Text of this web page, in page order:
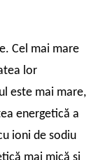
Cel mai mare
lor
este mai mare,
energetică a
ioni de sodiu